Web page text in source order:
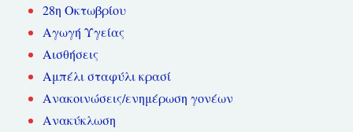
28η Οκτωβρίου
Αγωγή Υγείας
Αισθήσεις
Αμπέλι σταφύλι κρασί
Ανακοινώσεις/ενημέρωση γονέων
Ανακύκλωση